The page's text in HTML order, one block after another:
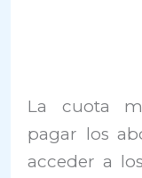
La cuota
pagar los
acceder a